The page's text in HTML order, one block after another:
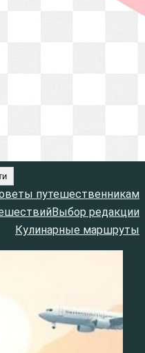
путешественникам
Выбор редакции
Кулинарные маршруты